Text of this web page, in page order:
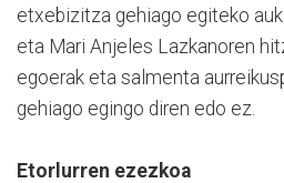
etxebizitza gehiago egiteko
eta Mari Anjeles Lazkanoren
egoerak eta salmenta
gehiago egingo diren edo ez.
Etorlurren ezezkoa